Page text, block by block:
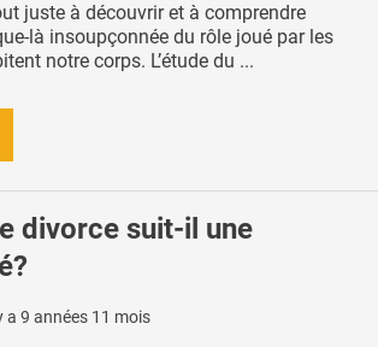
juste à découvrir et à comprendre
là insoupçonnée du rôle joué par les
notre corps. L’étude du ...
divorce suit-il une
a 9 années 11 mois